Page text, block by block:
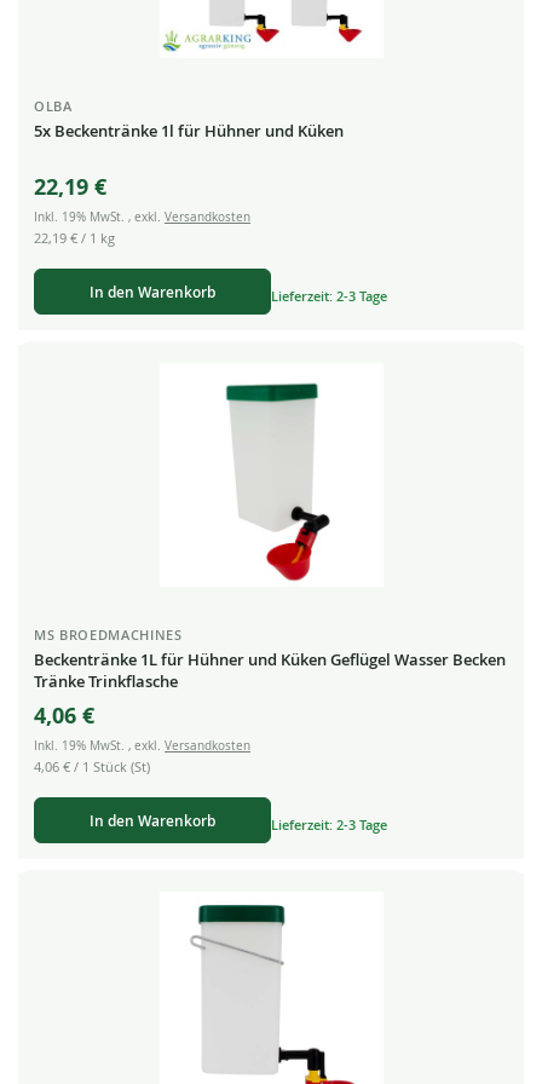
OLBA
5x Beckentränke 1l für Hühner und Küken
22,19 €
Inkl. 19% MwSt. , exkl. Versandkosten
22,19 € / 1 kg
In den Warenkorb Lieferzeit: 2-3 Tage
MS BROEDMACHINES
Beckentränke 1L für Hühner und Küken Geflügel Wasser Becken
Tränke Trinkflasche
4,06 €
Inkl. 19% MwSt. , exkl. Versandkosten
4,06 € / 1 Stück (St)
In den Warenkorb Lieferzeit: 2-3 Tage